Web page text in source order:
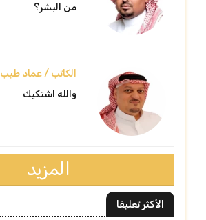
من البشر؟
الكاتب / عماد طيب
والله اشتكيك
المزيد
الأكثر تعليقا